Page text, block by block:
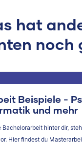
hat
noch
Beispiele -
und mehr
Bachelorarbeit hinter dir,
Hier findest du